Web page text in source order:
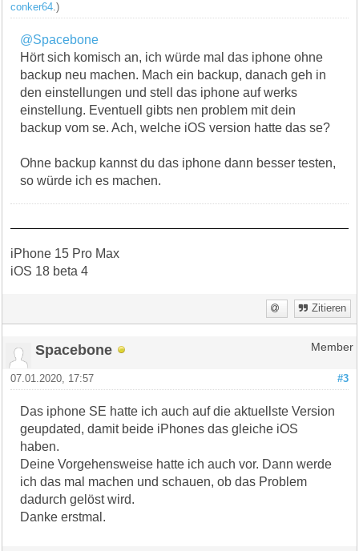
conker64 .)
@Spacebone
Hört sich komisch an, ich würde mal das iphone ohne
backup neu machen. Mach ein backup, danach geh in
den einstellungen und stell das iphone auf werks
einstellung. Eventuell gibts nen problem mit dein
backup vom se. Ach, welche iOS version hatte das se?
Ohne backup kannst du das iphone dann besser testen,
so würde ich es machen.
iPhone 15 Pro Max
iOS 18 beta 4
Zitieren
Spacebone Member
#3
07.01.2020, 17:57
Das iphone SE hatte ich auch auf die aktuellste Version
geupdated, damit beide iPhones das gleiche iOS
haben.
Deine Vorgehensweise hatte ich auch vor. Dann werde
ich das mal machen und schauen, ob das Problem
dadurch gelöst wird.
Danke erstmal.